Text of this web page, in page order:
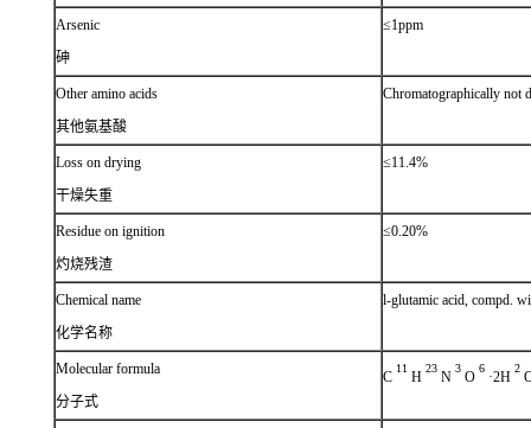
Arsenic
砷
≤1ppm
Other amino acids
其他氨基酸
Chromatographically not
Loss on drying
干燥失重
≤11.4%
Residue on ignition
灼烧残渣
≤0.20%
Chemical name
化学名称
l-glutamic acid, compd.
Molecular formula
分子式
C
11
H
23
N
3
O
6
·2H
2